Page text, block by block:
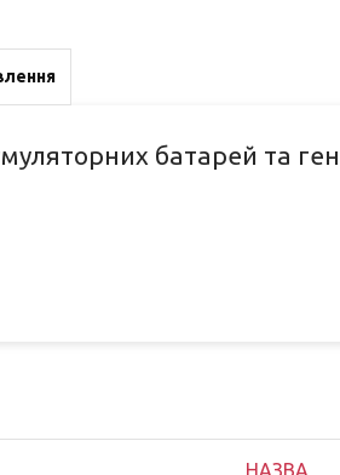
батарей та